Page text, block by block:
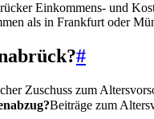
Einkommens- und
als in Frankfurt oder
#
Zuschuss zum
Beiträge zum